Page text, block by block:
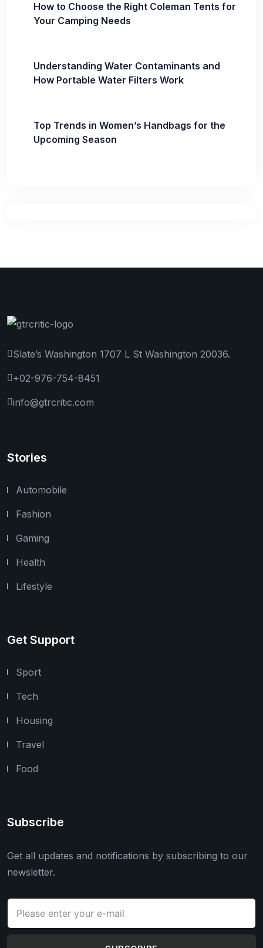
How to Choose the Right Coleman Tents for
Your Camping Needs
Understanding Water Contaminants and
How Portable Water Filters Work
Top Trends in Women’s Handbags for the
Upcoming Season
Slate’s Washington 1707 L St Washington 20036.
+02-976-754-8451
info@gtrcritic.com
Stories
Automobile
Fashion
Gaming
Health
Lifestyle
Get Support
Sport
Tech
Housing
Travel
Food
Subscribe
Get all updates and notifications by subscribing to our
newsletter.